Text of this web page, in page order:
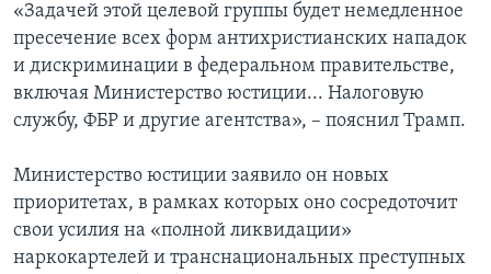
«Задачей этой целевой группы будет немедленное
пресечение всех форм антихристианских нападок
и дискриминации в федеральном правительстве,
включая Министерство юстиции... Налоговую
службу, ФБР и другие агентства», – пояснил Трамп.
Министерство юстиции заявило он новых
приоритетах, в рамках которых оно сосредоточит
свои усилия на «полной ликвидации»
наркокартелей и транснациональных преступных